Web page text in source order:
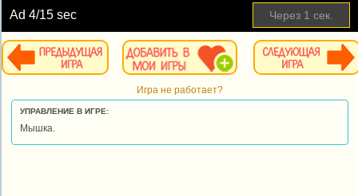
Ad4/15 sec Через 1 сек.
Игра не работает?
УПРАВЛЕНИЕ В ИГРЕ:
Мышка.